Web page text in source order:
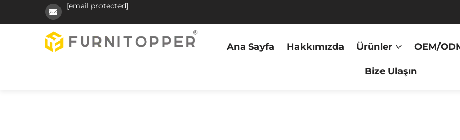
[email protected]
Ana Sayfa Hakkımızda Ürünler OEM/
Bize Ulaşın